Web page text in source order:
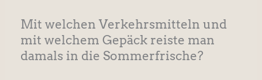
Mit welchen Verkehrsmitteln und
mit welchem Gepäck reiste man
damals in die Sommerfrische?